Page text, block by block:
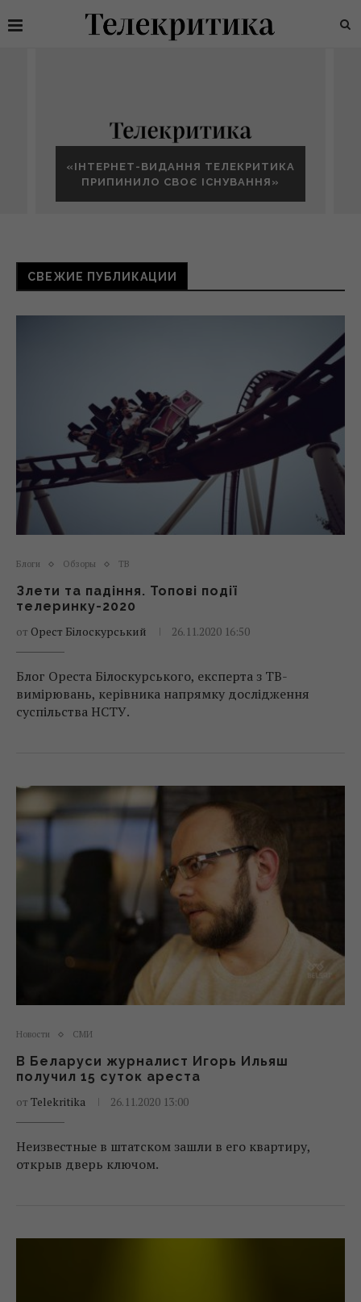
«ІНТЕРНЕТ-ВИДАННЯ ТЕЛЕКРИТИКА
ПРИПИНИЛО СВОЄ ІСНУВАННЯ»
СВЕЖИЕ ПУБЛИКАЦИИ
Блоги Обзоры ТВ
Злети та падіння. Топові події
телеринку-2020
от Орест Білоскурський 26.11.2020 16:50
Блог Ореста Білоскурського, експерта з ТВ-
вимірювань, керівника напрямку дослідження
суспільства НСТУ.
Новости СМИ
В Беларуси журналист Игорь Ильяш
получил 15 суток ареста
от Telekritika 26.11.2020 13:00
Неизвестные в штатском зашли в его квартиру,
открыв дверь ключом.